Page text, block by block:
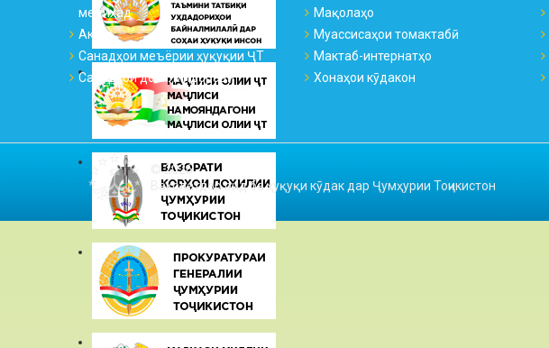
медиҳад
Аксҳо
Санадҳои меъёрии ҳуқуқии ҶТ
Санадҳои дохилиидоравӣ
Мақолаҳо
Муассисаҳои томактабӣ
Мактаб-интернатҳо
Хонаҳои кӯдакон
© 2026
Ваколатдор оид ба ҳуқуқи кӯдак дар Ҷумҳурии Тоҷикистон